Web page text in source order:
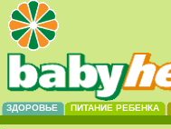
ЗДОРОВЬЕ ПИТАНИЕ РЕБЕНКА